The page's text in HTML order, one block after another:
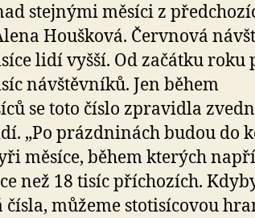
stejnými měsíci z
Houšková. Červnová
lidí vyšší. Od začátku roku
návštěvníků. Jen během
se toto číslo zpravidla
„Po prázdninách budou do
měsíce, během kterých
než 18 tisíc příchozích.
čísla, můžeme stotisícovou